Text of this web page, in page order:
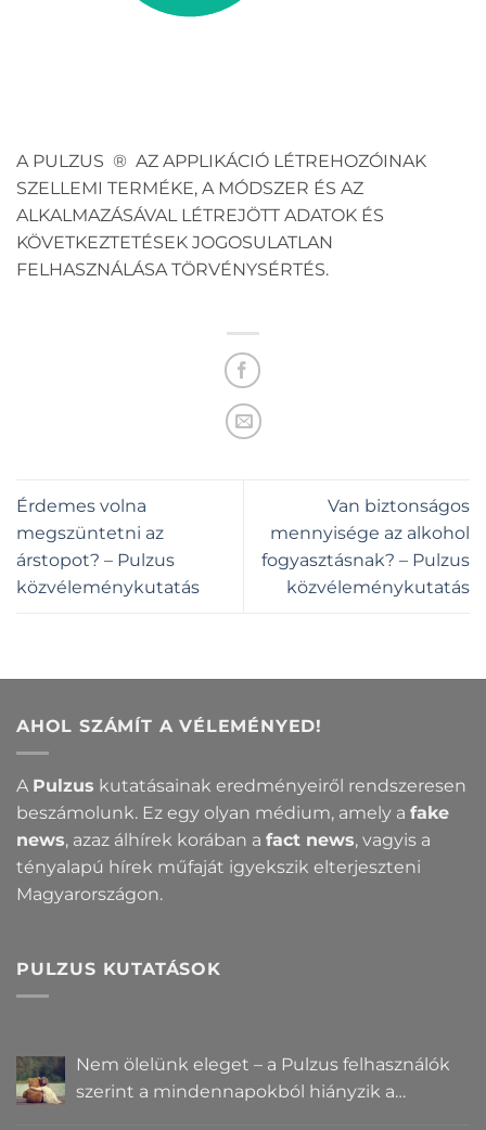
A PULZUS ® AZ APPLIKÁCIÓ LÉTREHOZÓINAK
SZELLEMI TERMÉKE, A MÓDSZER ÉS AZ
ALKALMAZÁSÁVAL LÉTREJÖTT ADATOK ÉS
KÖVETKEZTETÉSEK JOGOSULATLAN
FELHASZNÁLÁSA TÖRVÉNYSÉRTÉS.
Érdemes volna
megszüntetni az
árstopot? – Pulzus
közvéleménykutatás
Van biztonságos
mennyisége az alkohol
fogyasztásnak? – Pulzus
közvéleménykutatás
AHOL SZÁMÍT A VÉLEMÉNYED!
A Pulzus kutatásainak eredményeiről rendszeresen
beszámolunk. Ez egy olyan médium, amely a fake
news, azaz álhírek korában a fact news, vagyis a
tényalapú hírek műfaját igyekszik elterjeszteni
Magyarországon.
PULZUS KUTATÁSOK
Nem ölelünk eleget – a Pulzus felhasználók
szerint a mindennapokból hiányzik a